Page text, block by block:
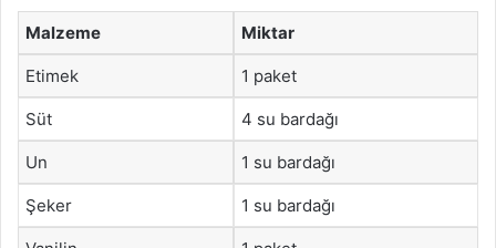
Malzeme Miktar
Etimek 1 paket
Süt 4 su bardağı
Un 1 su bardağı
Şeker 1 su bardağı